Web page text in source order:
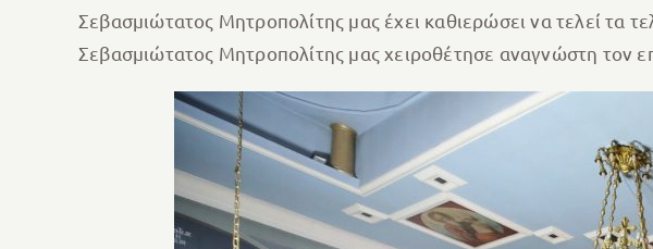
Σεβασμιώτατος Μητροπολίτης μας έχει καθιερώσει να τελεί τα
Σεβασμιώτατος Μητροπολίτης μας χειροθέτησε αναγνώστη τον